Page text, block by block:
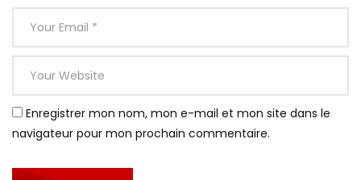
Enregistrer mon nom, mon e-mail et mon site dans le
navigateur pour mon prochain commentaire.